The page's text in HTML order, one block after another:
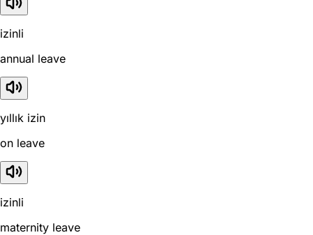
izinli
annual leave
yıllık izin
on leave
izinli
maternity leave